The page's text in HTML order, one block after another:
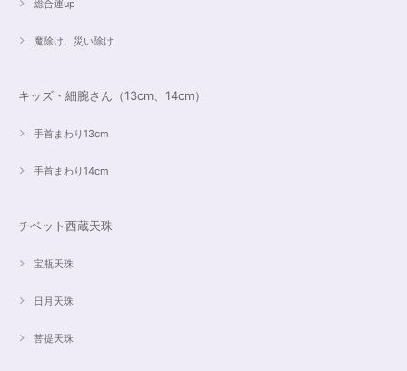
総合運up
魔除け、災い除け
キッズ・細腕さん（13cm、14cm）
手首まわり13cm
手首まわり14cm
チベット西蔵天珠
宝瓶天珠
日月天珠
菩提天珠